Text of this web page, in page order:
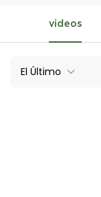
videos
El Último